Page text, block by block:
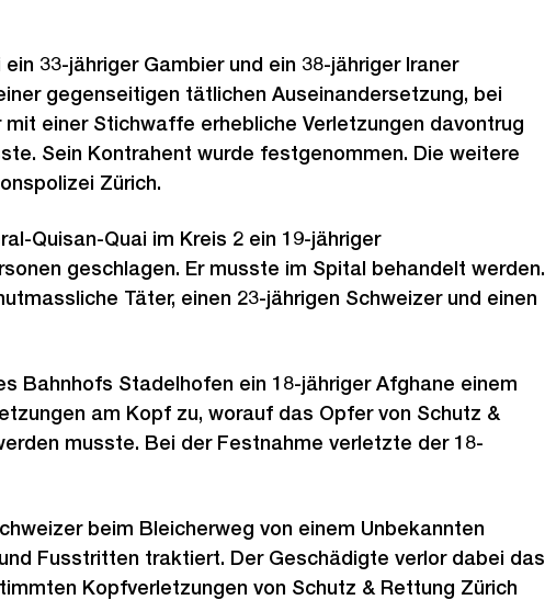
33-jähriger Gambier und ein 38-jähriger Iraner
gegenseitigen tätlichen Auseinandersetzung, bei
einer Stichwaffe erhebliche Verletzungen davontrug
Sein Kontrahent wurde festgenommen. Die weitere
Zürich.
Quisan-Quai im Kreis 2 ein 19-jähriger
geschlagen. Er musste im Spital behandelt werden.
Täter, einen 23-jährigen Schweizer und einen
Bahnhofs Stadelhofen ein 18-jähriger Afghane einem
am Kopf zu, worauf das Opfer von Schutz &
musste. Bei der Festnahme verletzte der 18-
beim Bleicherweg von einem Unbekannten
Fusstritten traktiert. Der Geschädigte verlor dabei das
Kopfverletzungen von Schutz & Rettung Zürich